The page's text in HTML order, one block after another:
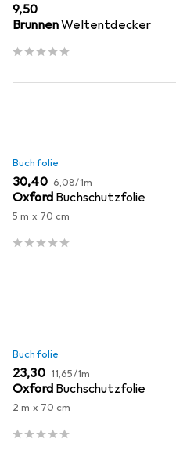
EUR
9,50
BrunnenWeltentdecker
Buchfolie
EUR
30,40 EUR
6,08/1m
Oxford Buchschutzfolie
5 m x 70 cm
Buchfolie
EUR
23,30 EUR
11,65/1m
Oxford Buchschutzfolie
2 m x 70 cm